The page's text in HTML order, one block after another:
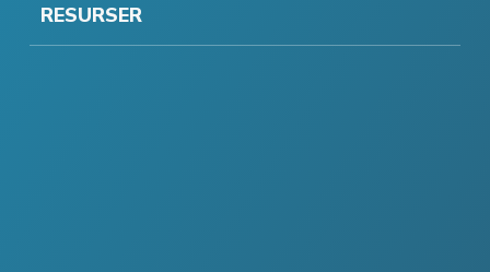
RESURSER